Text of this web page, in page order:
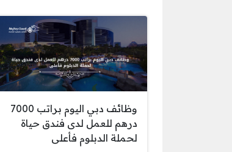
وظائف دبي اليوم براتب 7000
درهم للعمل لدى فندق حياة
لحملة الدبلوم فأعلى